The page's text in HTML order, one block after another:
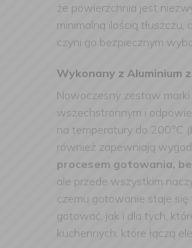
że powierzchnia jest
minimalną ilością
czyni go bezpiecznym
Wykonany z Aluminium
Nowoczesny zestaw marki
wszechstronnym i
na temperatury do 200°C
również zapewniają
procesem gotowania,
ale przede wszystkim
czemu gotowanie staje
gotować, jak i dla tych,
kuchennych, które łączą